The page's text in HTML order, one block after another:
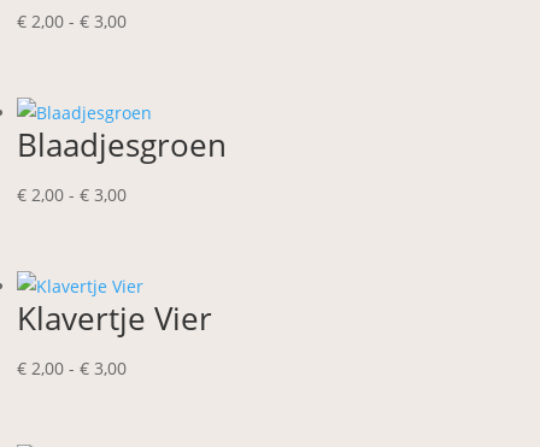
€ 2,00 - € 3,00Prijsklasse:
€ 3,00
Blaadjesgroen
€ 2,00 - € 3,00Prijsklasse:
€ 3,00
Klavertje Vier
€ 2,00 - € 3,00Prijsklasse: